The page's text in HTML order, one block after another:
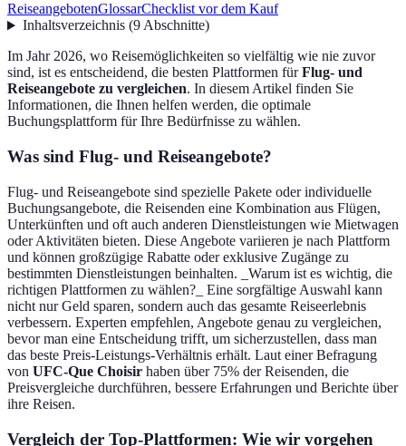
ReiseangebotenGlossarChecklist vor dem Kauf
Inhaltsverzeichnis(9Abschnitte)
Im Jahr 2026, wo Reisemöglichkeiten so vielfältig wie nie zuvor
sind, ist es entscheidend, die besten Plattformen fürFlug- und
Reiseangebote zu vergleichen. In diesem Artikel finden Sie
Informationen, die Ihnen helfen werden, die optimale
Buchungsplattform für Ihre Bedürfnisse zu wählen.
Was sind Flug- und Reiseangebote?
Flug- und Reiseangebote sind spezielle Pakete oder individuelle
Buchungsangebote, die Reisenden eine Kombination aus Flügen,
Unterkünften und oft auch anderen Dienstleistungen wie Mietwagen
oder Aktivitäten bieten. Diese Angebote variieren je nach Plattform
und können großzügige Rabatte oder exklusive Zugänge zu
bestimmten Dienstleistungen beinhalten. _Warum ist es wichtig, die
richtigen Plattformen zu wählen?_ Eine sorgfältige Auswahl kann
nicht nur Geld sparen, sondern auch das gesamte Reiseerlebnis
verbessern. Experten empfehlen, Angebote genau zu vergleichen,
bevor man eine Entscheidung trifft, um sicherzustellen, dass man
das beste Preis-Leistungs-Verhältnis erhält. Laut einer Befragung
von UFC-Que Choisir haben über 75% der Reisenden, die
Preisvergleiche durchführen, bessere Erfahrungen und Berichte über
ihre Reisen.
Vergleich der Top-Plattformen: Wie wir vorgehen